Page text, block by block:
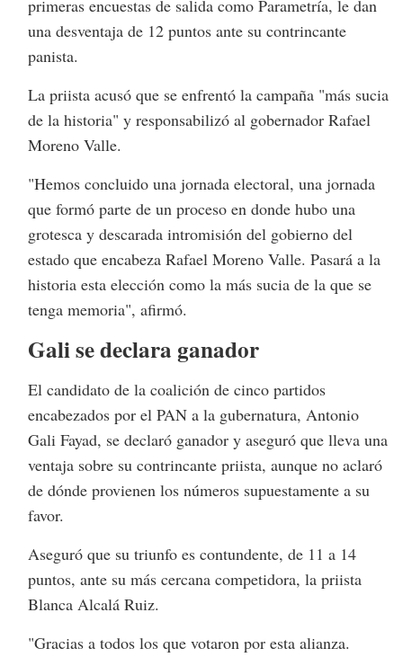
primeras encuestas de salida como Parametría, le dan
una desventaja de 12 puntos ante su contrincante
panista.
La priista acusó que se enfrentó la campaña "más sucia
de la historia" y responsabilizó al gobernador Rafael
Moreno Valle.
"Hemos concluido una jornada electoral, una jornada
que formó parte de un proceso en donde hubo una
grotesca y descarada intromisión del gobierno del
estado que encabeza Rafael Moreno Valle. Pasará a la
historia esta elección como la más sucia de la que se
tenga memoria", afirmó.
Gali se declara ganador
El candidato de la coalición de cinco partidos
encabezados por el PAN a la gubernatura, Antonio
Gali Fayad, se declaró ganador y aseguró que lleva una
ventaja sobre su contrincante priista, aunque no aclaró
de dónde provienen los números supuestamente a su
favor.
Aseguró que su triunfo es contundente, de 11 a 14
puntos, ante su más cercana competidora, la priista
Blanca Alcalá Ruiz.
"Gracias a todos los que votaron por esta alianza.